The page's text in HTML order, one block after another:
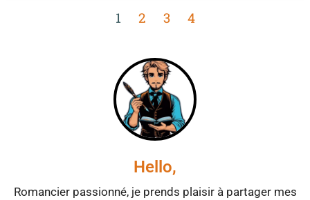
Hello,
Romancier passionné, je prends plaisir à partager mes
1 2 3 4